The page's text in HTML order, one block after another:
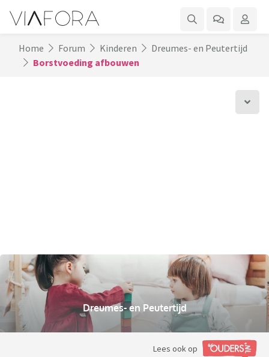
Home Forum Kinderen
Dreumes- en Peutertijd
Borstvoeding afbouwen
Dreumes- en Peutertijd
Lees ook op